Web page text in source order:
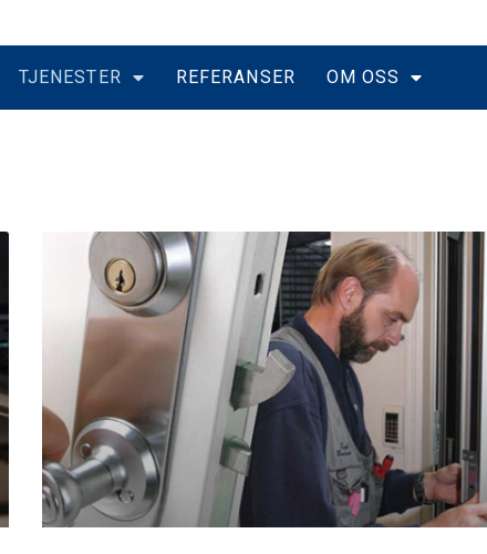
TJENESTER REFERANSER OM OSS